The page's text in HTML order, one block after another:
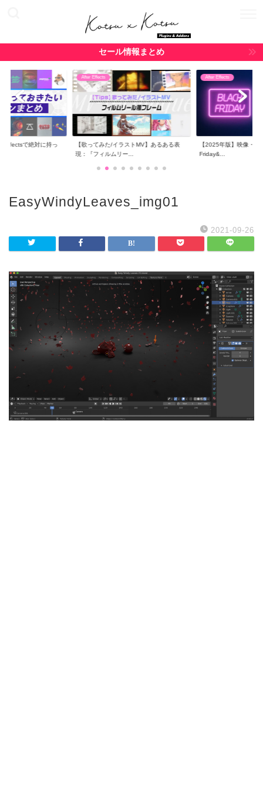
セール情報まとめ
Effectsで絶対に持っ
After Effects
【歌ってみた/イラストMV】あるある表
現：『フィルムリー...
After Effects
【2025年版】映像・
Friday&...
EasyWindyLeaves_img01
2021-09-26